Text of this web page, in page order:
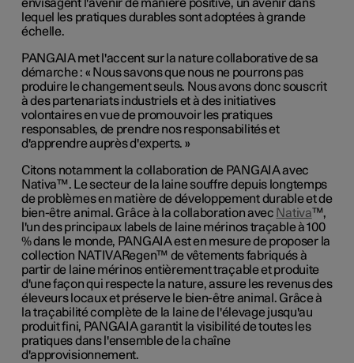
envisagent l'avenir de manière positive, un avenir dans
lequel les pratiques durables sont adoptées à grande
échelle.
PANGAIA met l'accent sur la nature collaborative de sa
démarche : « Nous savons que nous ne pourrons pas
produire le changement seuls. Nous avons donc souscrit
à des partenariats industriels et à des initiatives
volontaires en vue de promouvoir les pratiques
responsables, de prendre nos responsabilités et
d'apprendre auprès d'experts. »
Citons notamment la collaboration de PANGAIA avec
Nativa™. Le secteur de la laine souffre depuis longtemps
de problèmes en matière de développement durable et de
bien-être animal. Grâce à la collaboration avec Nativa™,
l'un des principaux labels de laine mérinos traçable à 100
% dans le monde, PANGAIA est en mesure de proposer la
collection NATIVARegen™ de vêtements fabriqués à
partir de laine mérinos entièrement traçable et produite
d'une façon qui respecte la nature, assure les revenus des
éleveurs locaux et préserve le bien-être animal. Grâce à
la traçabilité complète de la laine de l'élevage jusqu'au
produit fini, PANGAIA garantit la visibilité de toutes les
pratiques dans l'ensemble de la chaîne
d'approvisionnement.